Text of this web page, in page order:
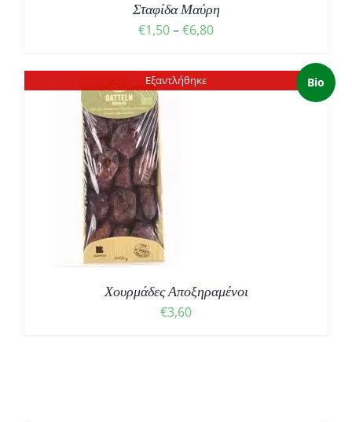
Σταφίδα Μαύρη
€1,50–€6,80Price
€1,50
through
Εξαντλήθηκε Bio
Χουρμάδες Αποξηραμένοι
€3,60